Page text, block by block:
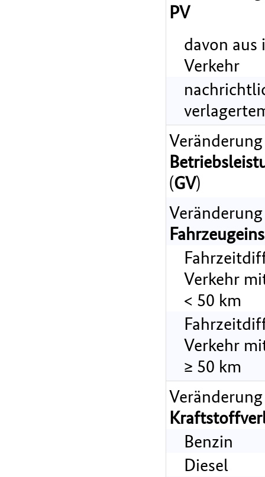
PV
davon
Verkehr
(GV)
Verkehr
< 50 km
Verkehr
≥ 50 km
Benzin
Diesel